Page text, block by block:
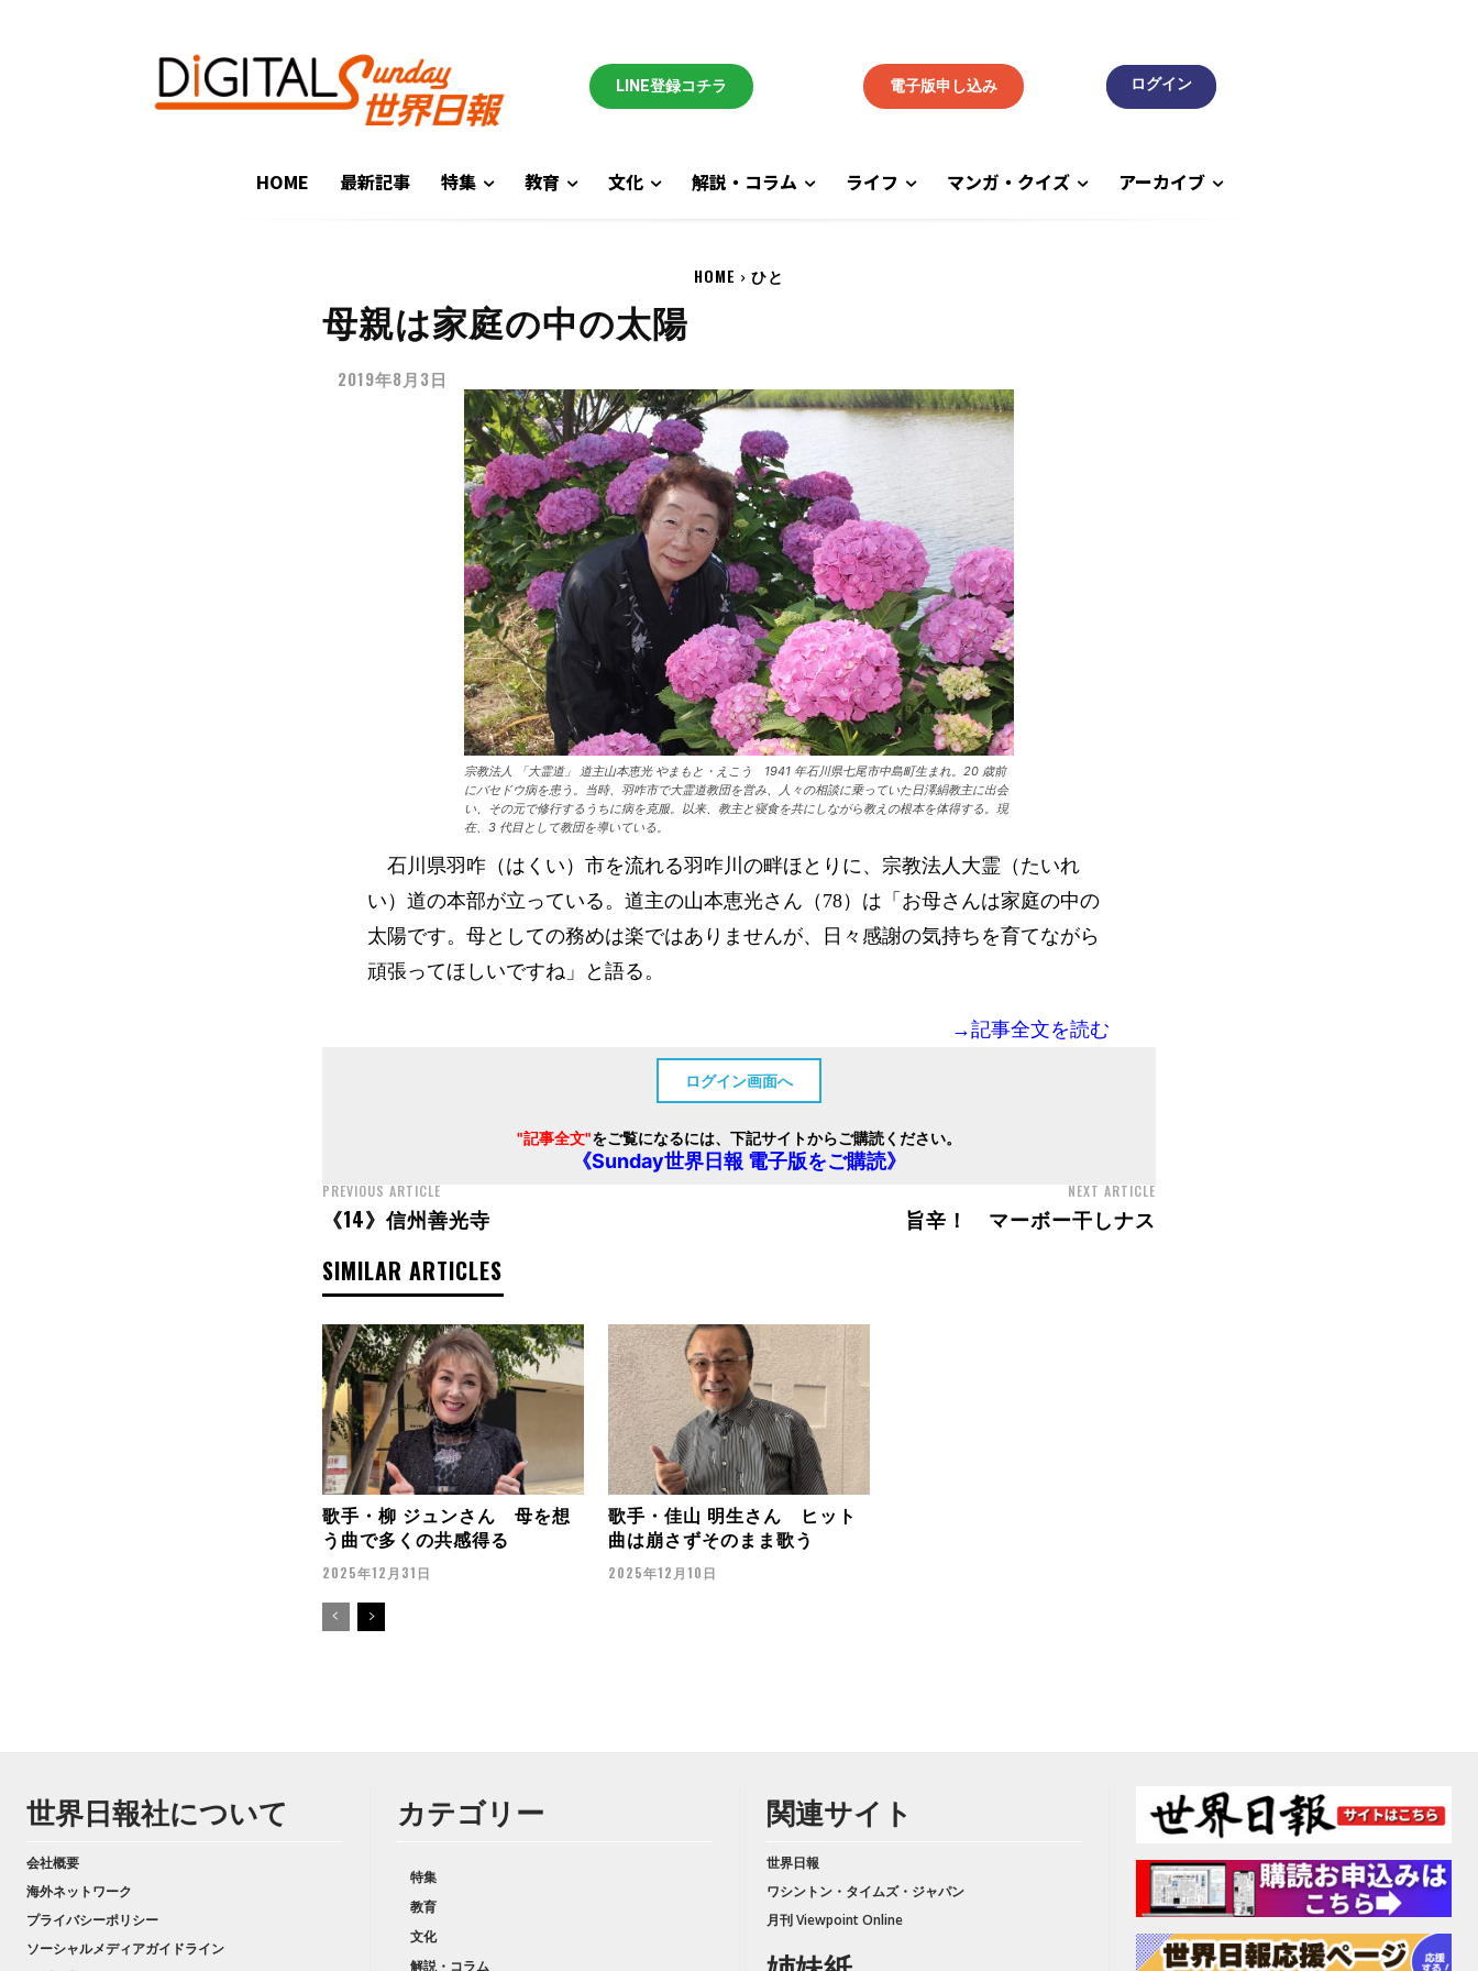
LINE登録コチラ 電子版申し込み
HOME 最新記事 特集 教育 文化 解説・コラム ライフ マンガ・クイズ アーカイブ
HOME ひと
母親は家庭の中の太陽
2019年8月3日
宗教法人 「大霊道」 道主山本恵光 やまもと・えこう 1941 年石川県七尾市中島町生まれ。20 歳前
にバセドウ病を患う。当時、羽咋市で大霊道教団を営み、人々の相談に乗っていた日澤絹教主に出会
い、その元で修行するうちに病を克服。以来、教主と寝食を共にしながら教えの根本を体得する。現
在、3 代目として教団を導いている。
石川県羽咋（はくい）市を流れる羽咋川の畔ほとりに、宗教法人大霊（たいれ
い）道の本部が立っている。道主の山本恵光さん（78）は「お母さんは家庭の中の
太陽です。母としての務めは楽ではありませんが、日々感謝の気持ちを育てながら
頑張ってほしいですね」と語る。
→記事全文を読む
ログイン画面へ
"記事全文"をご覧になるには、下記サイトからご購読ください。
《Sunday世界日報 電子版をご購読》
PREVIOUS ARTICLE
《14》信州善光寺
NEXT ARTICLE
旨辛！ マーボー干しナス
SIMILAR ARTICLES
歌手・柳 ジュンさん 母を想
う曲で多くの共感得る
2025年12月31日
歌手・佳山 明生さん ヒット
曲は崩さずそのまま歌う
2025年12月10日
世界日報社について
会社概要
海外ネットワーク
プライバシーポリシー
ソーシャルメディアガイドライン
カテゴリー
特集
教育
文化
解説・コラム
関連サイト
世界日報
ワシントン・タイムズ・ジャパン
月刊 Viewpoint Online